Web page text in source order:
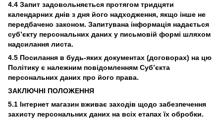
4.4 Запит задовольняється протягом тридцяти
календарних днів з дня його надходження, якщо інше не
передбачено законом. Запитувана інформація надається
суб’єкту персональних даних у письмовій формі шляхом
надсилання листа.
4.5 Посилання в будь-яких документах (договорах) на цю
Політику є належним повідомленням Суб’єкта
персональних даних про його права.
ЗАКЛЮЧНІ ПОЛОЖЕННЯ
5.1 Інтернет магазин вживає заходів щодо забезпечення
захисту персональних даних на всіх етапах їх обробки.